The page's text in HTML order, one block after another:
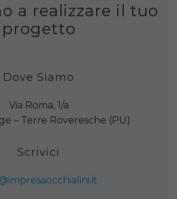
a realizzare il tuo
progetto
Dove Siamo
Via Roma, 1/a
– Terre Roveresche (PU)
Scrivici